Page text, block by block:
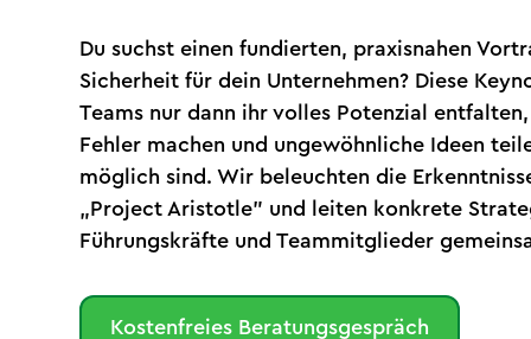
Du suchst einen fundierten, praxisnahen
Sicherheit für dein Unternehmen? Diese
Teams nur dann ihr volles Potenzial
Fehler machen und ungewöhnliche Ideen
möglich sind. Wir beleuchten die
„Project Aristotle" und leiten konkrete
Führungskräfte und Teammitglieder
Kostenfreies Beratungsgespräch